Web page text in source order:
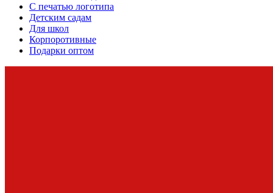
С печатью логотипа
Детским садам
Для школ
Корпоротивные
Подарки оптом